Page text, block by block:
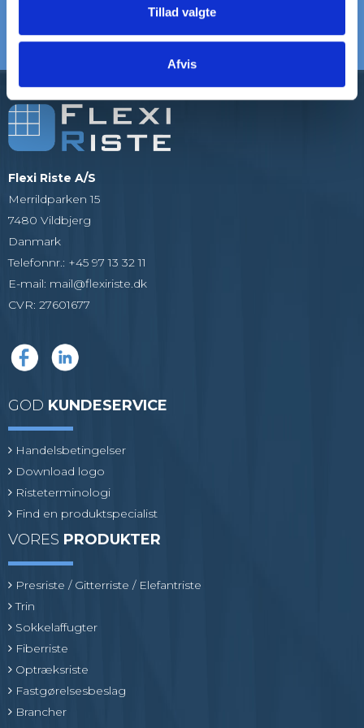
Tillad valgte
Afvis
5000+ KUNDER 20+ ÅRS ERFARING
Flexi Riste A/S
Merrildparken 15
7480 Vildbjerg
Danmark
Telefonnr.: +45 97 13 32 11
E-mail: mail@flexiriste.dk
CVR: 27601677
GOD KUNDESERVICE
Handelsbetingelser
Download logo
Risteterminologi
Find en produktspecialist
VORES PRODUKTER
Presriste / Gitterriste / Elefantriste
Trin
Sokkelaffugter
Fiberriste
Optræksriste
Fastgørelsesbeslag
Brancher